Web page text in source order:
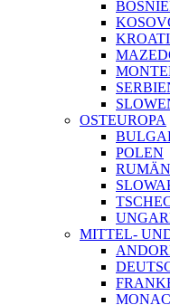
OSTEUROPA
POLEN
MITTEL-